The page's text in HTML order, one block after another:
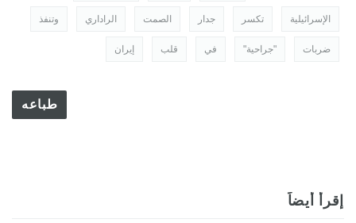
الإسرائيلية تكسر جدار الصمت الراداري وتنفذ
ضربات "جراحية" في قلب إيران
طباعه
إقرأ أيضاً